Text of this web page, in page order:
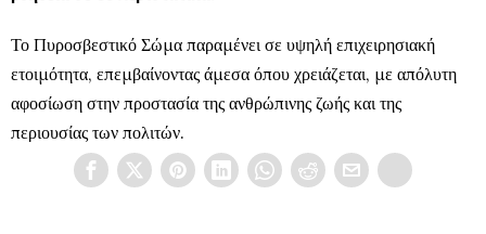
Το Πυροσβεστικό Σώμα παραμένει σε υψηλή επιχειρησιακή
ετοιμότητα, επεμβαίνοντας άμεσα όπου χρειάζεται, με απόλυτη
αφοσίωση στην προστασία της ανθρώπινης ζωής και της
περιουσίας των πολιτών.